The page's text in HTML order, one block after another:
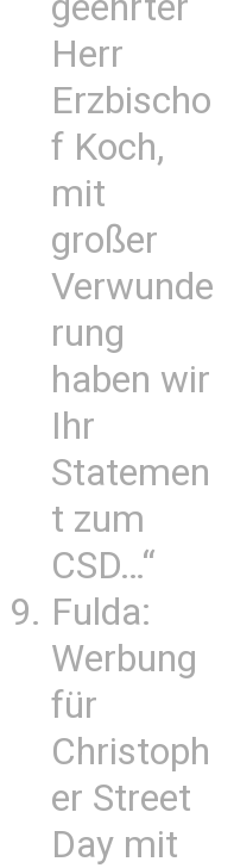
Herr
Erzbischo
f Koch,
mit
großer
Verwunde
rung
haben wir
Ihr
Statemen
t zum
CSD…“
Fulda:
Werbung
für
Christoph
er Street
Day mit